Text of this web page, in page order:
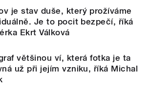
je stav duše, který prožíváme
Je to pocit bezpečí, říká
Ekrt Válková
většinou ví, která fotka je ta
už při jejím vzniku, říká Michal